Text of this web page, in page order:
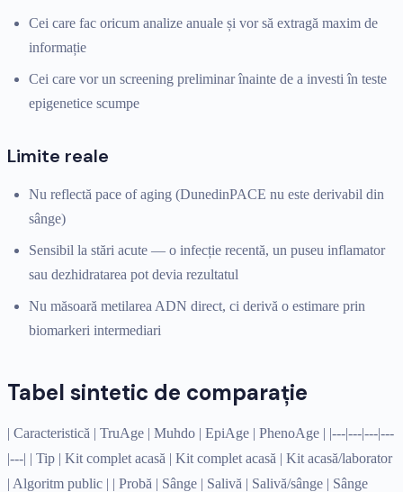
Cei care fac oricum analize anuale și vor să extragă maxim de
informație
Cei care vor un screening preliminar înainte de a investi în teste
epigenetice scumpe
Limite reale
Nu reflectă pace of aging (DunedinPACE nu este derivabil din
sânge)
Sensibil la stări acute — o infecție recentă, un puseu inflamator
sau dezhidratarea pot devia rezultatul
Nu măsoară metilarea ADN direct, ci derivă o estimare prin
biomarkeri intermediari
Tabel sintetic de comparație
| Caracteristică | TruAge | Muhdo | EpiAge | PhenoAge | |---|---|---|---
|---| | Tip | Kit complet acasă | Kit complet acasă | Kit acasă/laborator
| Algoritm public | | Probă | Sânge | Salivă | Salivă/sânge | Sânge